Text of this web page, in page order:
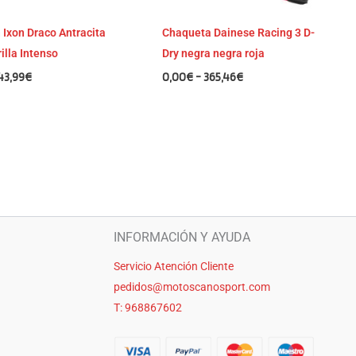
Ixon Draco Antracita
Intenso
€
Chaqueta Dainese Racing 3 D-
Dry negra negra roja
0,00€ -365,46€
INFORMACIÓN Y AYUDA
Servicio Atención Cliente
pedidos@motoscanosport.com
T: 968867602